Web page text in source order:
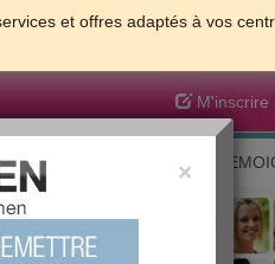
et offres adaptés à vos
M'inscrire
& BEBE ×